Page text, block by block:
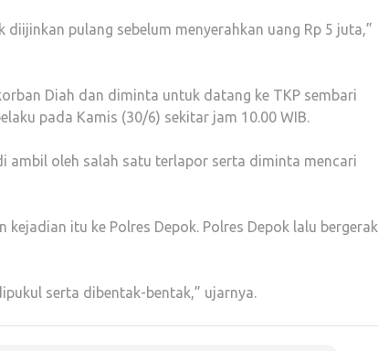
pulang sebelum menyerahkan uang Rp 5 juta,”
Diah dan diminta untuk datang ke TKP sembari
pada Kamis (30/6) sekitar jam 10.00 WIB.
ambil oleh salah satu terlapor serta diminta mencari
itu ke Polres Depok. Polres Depok lalu bergerak
serta dibentak-bentak,” ujarnya.